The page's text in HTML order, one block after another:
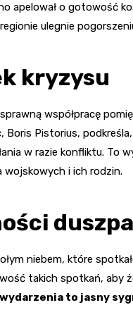
apelował o gotowość
ulegnie
kryzysu
współpracę
Pistorius,
w razie konfliktu. To
wojskowych i ich rodzin.
niebem, które
takich spotkań, aby
to jasny